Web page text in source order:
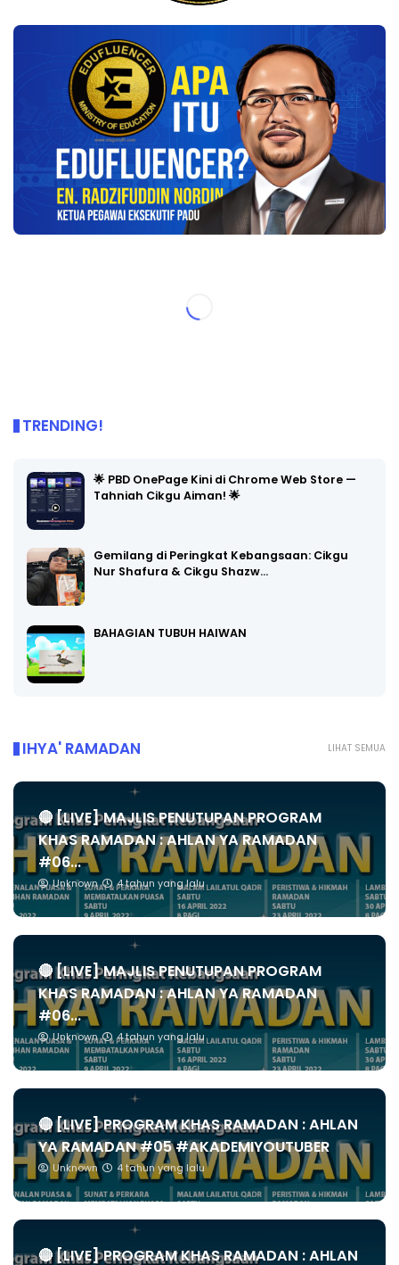
TRENDING!
🌟 PBD OnePage Kini di Chrome Web Store —
Tahniah Cikgu Aiman! 🌟
Gemilang di Peringkat Kebangsaan: Cikgu
Nur Shafura & Cikgu Shazw…
BAHAGIAN TUBUH HAIWAN
LIHAT SEMUA
IHYA' RAMADAN
🔴 [LIVE] MAJLIS PENUTUPAN PROGRAM
KHAS RAMADAN : AHLAN YA RAMADAN
#06...
Unknown 4 tahun yang lalu
🔴 [LIVE] MAJLIS PENUTUPAN PROGRAM
KHAS RAMADAN : AHLAN YA RAMADAN
#06...
Unknown 4 tahun yang lalu
🔴 [LIVE] PROGRAM KHAS RAMADAN : AHLAN
YA RAMADAN #05 #AKADEMIYOUTUBER
Unknown 4 tahun yang lalu
🔴 [LIVE] PROGRAM KHAS RAMADAN : AHLAN